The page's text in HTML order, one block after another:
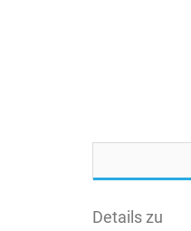
Details zu